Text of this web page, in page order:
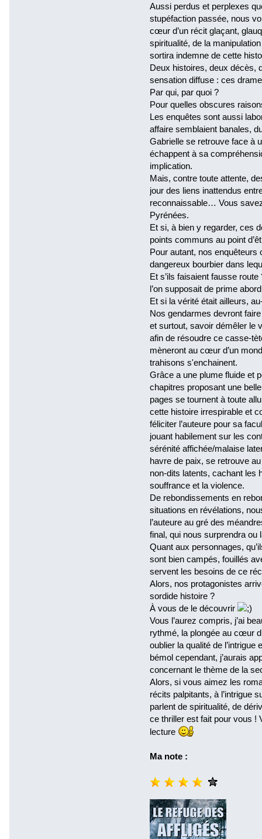
Aussi perdus et perplexes
stupéfaction passée, nous
cœur d’un récit glaçant,
spiritualité, de la
sortira indemne de cette
Deux histoires, deux décès,
sensation diffuse : ces
Par qui, par quoi ?
Pour quelles obscures
Les enquêtes sont aussi
affaire semblaient banales,
Gabrielle se retrouve face à
échappent à sa
implication.
Mais, contre toute attente,
jour des liens inattendus
reconnaissable… Vous
Pyrénées.
Et si, à bien y regarder, ces
points communs au point
Pour autant, nos
dangereux bourbier dans
Et s’ils faisaient fausse
l’on supposait de prime
Et si la vérité était ailleurs,
Nos gendarmes devront
et surtout, savoir démêler le
afin de résoudre ce casse-
mèneront au cœur d’un
trahisons s'enchainent.
Grâce a une plume fluide et
chapitres proposant une
pages se tournent à toute
cette histoire irrespirable et
féliciter l’auteure pour sa
jouant habilement sur les
sérénité affichée/malaise
havre de paix, se retrouve
non-dits latents, cachant les
souffrance et la violence.
De rebondissements en
situations en révélations,
l’auteure au gré des
final, qui nous surprendra ou
Quant aux personnages,
sont bien campés, fouillés
servent les besoins de ce
Alors, nos protagonistes
sordide histoire ?
À vous de le découvrir
Vous l’aurez compris, j’ai
rythmé, la plongée au cœur
oublier la qualité de
bémol cependant, j’aurais
concernant le thème de la
Alors, si vous aimez les
récits palpitants, à l’intrigue
parlent de spiritualité, de
ce thriller est fait pour vous !
lecture
Ma note :